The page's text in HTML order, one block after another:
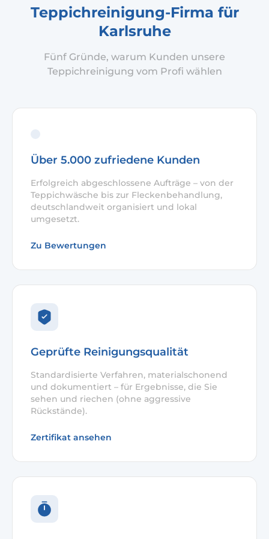
Teppichreinigung-Firma für
Karlsruhe
Fünf Gründe, warum Kunden unsere
Teppichreinigung vom Profi wählen
Über 5.000 zufriedene Kunden
Erfolgreich abgeschlossene Aufträge – von der
Teppichwäsche bis zur Fleckenbehandlung,
deutschlandweit organisiert und lokal
umgesetzt.
Zu Bewertungen
Geprüfte Reinigungsqualität
Standardisierte Verfahren, materialschonend
und dokumentiert – für Ergebnisse, die Sie
sehen und riechen (ohne aggressive
Rückstände).
Zertifikat ansehen